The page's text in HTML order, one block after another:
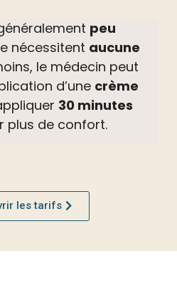
peu
nécessitent aucune
le médecin peut
d’une crème
30 minutes
plus de confort.
les tarifs